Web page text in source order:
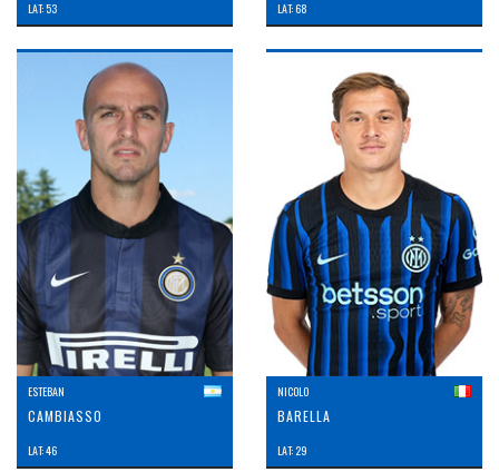
LAT: 53 LAT: 68
ESTEBAN
CAMBIASSO
LAT: 46
NICOLO
BARELLA
LAT: 29